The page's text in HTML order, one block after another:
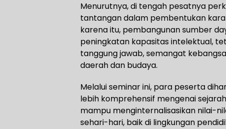
Menurutnya, di tengah pesatnya
tantangan dalam pembentukan
karena itu, pembangunan sumber
peningkatan kapasitas intelektual,
tanggung jawab, semangat
daerah dan budaya.
Melalui seminar ini, para peserta
lebih komprehensif mengenai
mampu menginternalisasikan nilai-
sehari-hari, baik di lingkungan